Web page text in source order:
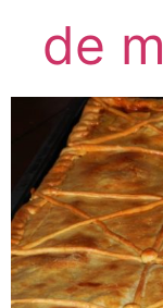
de